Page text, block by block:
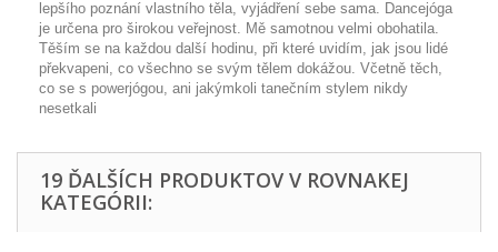
lepšího poznání vlastního těla, vyjádření sebe sama. Dancejóga
je určena pro širokou veřejnost. Mě samotnou velmi obohatila.
Těším se na každou další hodinu, při které uvidím, jak jsou lidé
překvapeni, co všechno se svým tělem dokážou. Včetně těch,
co se s powerjógou, ani jakýmkoli tanečním stylem nikdy
nesetkali
19 ĎALŠÍCH PRODUKTOV V ROVNAKEJ
KATEGÓRII: